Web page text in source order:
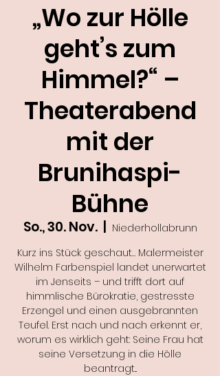
„Wo zur Hölle
geht’s zum
Himmel?“ –
Theaterabend
mit der
Brunihaspi-
Bühne
So., 30. Nov.
  |
Niederhollabrunn
Kurz ins Stück geschaut… Malermeister
Wilhelm Farbenspiel landet unerwartet
im Jenseits – und trifft dort auf
himmlische Bürokratie, gestresste
Erzengel und einen ausgebrannten
Teufel. Erst nach und nach erkennt er,
worum es wirklich geht: Seine Frau hat
seine Versetzung in die Hölle
beantragt...